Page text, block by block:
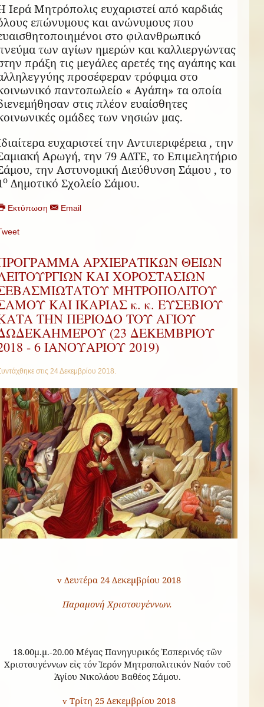
Ιερά Μητρόπολις ευχαριστεί από καρδιάς
επώνυμους και ανώνυμους που
στο φιλανθρωπικό
των αγίων ημερών και καλλιεργώντας
πράξη τις μεγάλες αρετές της αγάπης και
προσέφεραν τρόφιμα στο
παντοπωλείο « Αγάπη» τα οποία
στις πλέον ευαίσθητες
ομάδες των νησιών μας.
ευχαριστεί την Αντιπεριφέρεια , την
Αρωγή, την 79 ΑΔΤΕ, το Επιμελητήριο
την Αστυνομική Διεύθυνση Σάμου , το
ο Δημοτικό Σχολείο Σάμου.
Εκτύπωση Email
ΑΡΧΙΕΡΑΤΙΚΩΝ ΘΕΙΩΝ
ΚΑΙ ΧΟΡΟΣΤΑΣΙΩΝ
ΜΗΤΡΟΠΟΛΙΤΟΥ
ΚΑΙ ΙΚΑΡΙΑΣ κ. κ. ΕΥΣΕΒΙΟΥ
ΤΗΝ ΠΕΡΙΟΔΟ ΤΟΥ ΑΓΙΟΥ
(23 ΔΕΚΕΜΒΡΙΟΥ
- 6 ΙΑΝΟΥΑΡΙΟΥ 2019)
στις 24 Δεκεμβρίου 2018.
v Δευτέρα 24 Δεκεμβρίου 2018
Παραμονή Χριστουγέννων.
18.00μ.μ.-20.00 Μέγας Πανηγυρικός Ἑσπερινός τῶν
Χριστουγέννων εἰς τόν Ἱερόν Μητροπολιτικόν Ναόν τοῦ
Ἁγίου Νικολάου Βαθέος Σάμου.
v Τρίτη 25 Δεκεμβρίου 2018